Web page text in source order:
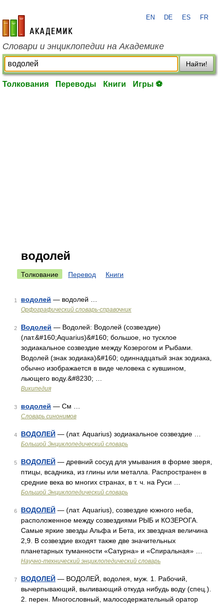
academic.ru
EN DE ES FR
Словари и энциклопедии на Академике
Найти!
Толкования Переводы Книги Игры ⚽
водолей
Толкование Перевод Книги
1 водолей — водолей …
Орфографический словарь-справочник
2 Водолей — Водолей: Водолей (созвездие)
(лат.&#160;Aquarius)&#160; большое, но тусклое
зодиакальное созвездие между Козерогом и Рыбами.
Водолей (знак зодиака)&#160; одиннадцатый знак зодиака,
обычно изображается в виде человека с кувшином,
льющего воду.&#8230; …
Википедия
3 водолей — См …
Словарь синонимов
4 ВОДОЛЕЙ — (лат. Aquarius) зодиакальное созвездие …
Большой Энциклопедический словарь
5 ВОДОЛЕЙ — древний сосуд для умывания в форме зверя,
птицы, всадника, из глины или металла. Распространен в
средние века во многих странах, в т. ч. на Руси …
Большой Энциклопедический словарь
6 ВОДОЛЕЙ — (лат. Aquarius), созвездие южного неба,
расположенное между созвездиями РЫБ и КОЗЕРОГА.
Самые яркие звезды Альфа и Бета, их звездная величина
2,9. В созвездие входят также две значительных
планетарных туманности «Сатурна» и «Спиральная» …
Научно-технический энциклопедический словарь
7 ВОДОЛЕЙ — ВОДОЛЕЙ, водолея, муж. 1. Рабочий,
вычерпывающий, выливающий откуда нибудь воду (спец.).
2. перен. Многословный, малосодержательный оратор